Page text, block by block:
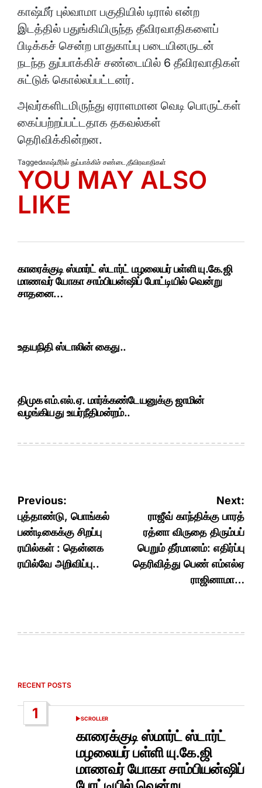
காஷ்மீர் புல்வாமா பகுதியில் டிரால் என்ற
இடத்தில் பதுங்கியிருந்த தீவிரவாதிகளைப்
பிடிக்கச் சென்ற பாதுகாப்பு படையினருடன்
நடந்த துப்பாக்கிச் சண்டையில் 6 தீவிரவாதிகள்
சுட்டுக் கொல்லப்பட்டனர்.
அவர்களிடமிருந்து ஏராளமான வெடி பொருட்கள்
கைப்பற்றப்பட்டதாக தகவல்கள்
தெரிவிக்கின்றன.
Taggedகாஷ்மீரில் துப்பாக்கிச் சண்டை,தீவிரவாதிகள்
YOU MAY ALSO
LIKE
காரைக்குடி ஸ்மார்ட் ஸ்டார்ட் மழலையர் பள்ளி யு.கே.ஜி
மாணவர் யோகா சாம்பியன்ஷிப் போட்டியில் வென்று
சாதனை…
உதயநிதி ஸ்டாலின் கைது..
திமுக எம்.எல்.ஏ. மார்க்கண்டேயனுக்கு ஜாமின்
வழங்கியது உயர்நீதிமன்றம்..
Post
navigation
Previous:
புத்தாண்டு, பொங்கல்
பண்டிகைக்கு சிறப்பு
ரயில்கள் : தென்னக
ரயில்வே அறிவிப்பு..
Next:
ராஜீவ் காந்திக்கு பாரத்
ரத்னா விருதை திரும்பப்
பெறும் தீர்மானம்: எதிர்ப்பு
தெரிவித்து பெண் எம்எல்ஏ
ராஜினாமா…
RECENT POSTS
1
POSTED
SCROLLER
காரைக்குடி ஸ்மார்ட் ஸ்டார்ட்
மழலையர் பள்ளி யு.கே.ஜி
மாணவர் யோகா சாம்பியன்ஷிப்